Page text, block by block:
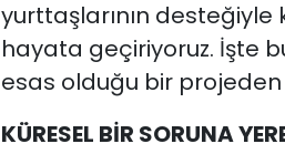
yurttaşlarının
hayata geçiriyoruz. İşte
esas olduğu bir
KÜRESEL BİR SORUNA